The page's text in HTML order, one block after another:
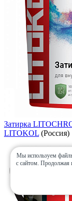
Затирка
LITOKOL (Россия)
Мы используем
с сайтом. Продолжая